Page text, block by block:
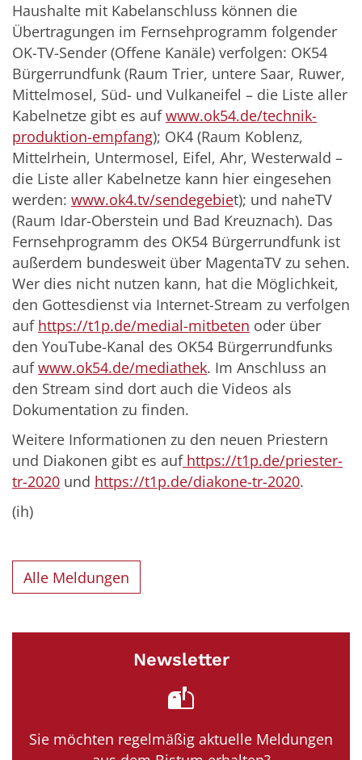
Haushalte mit Kabelanschluss können die
Übertragungen im Fernsehprogramm folgender
OK-TV-Sender (Offene Kanäle) verfolgen: OK54
Bürgerrundfunk (Raum Trier, untere Saar, Ruwer,
Mittelmosel, Süd- und Vulkaneifel – die Liste aller
Kabelnetze gibt es aufwww.ok54.de/technik-
produktion-empfang); OK4 (Raum Koblenz,
Mittelrhein, Untermosel, Eifel, Ahr, Westerwald –
die Liste aller Kabelnetze kann hier eingesehen
werden: www.ok4.tv/sendegebiet); und naheTV
(Raum Idar-Oberstein und Bad Kreuznach). Das
Fernsehprogramm des OK54 Bürgerrundfunk ist
außerdem bundesweit über MagentaTV zu sehen.
Wer dies nicht nutzen kann, hat die Möglichkeit,
den Gottesdienst via Internet-Stream zu verfolgen
auf https://t1p.de/medial-mitbeten oder über
den YouTube-Kanal des OK54 Bürgerrundfunks
aufwww.ok54.de/mediathek. Im Anschluss an
den Stream sind dort auch die Videos als
Dokumentation zu finden.
Weitere Informationen zu den neuen Priestern
und Diakonen gibt es aufhttps://t1p.de/priester-
tr-2020 und https://t1p.de/diakone-tr-2020.
(ih)
Alle Meldungen
Newsletter
Sie möchten regelmäßig aktuelle Meldungen